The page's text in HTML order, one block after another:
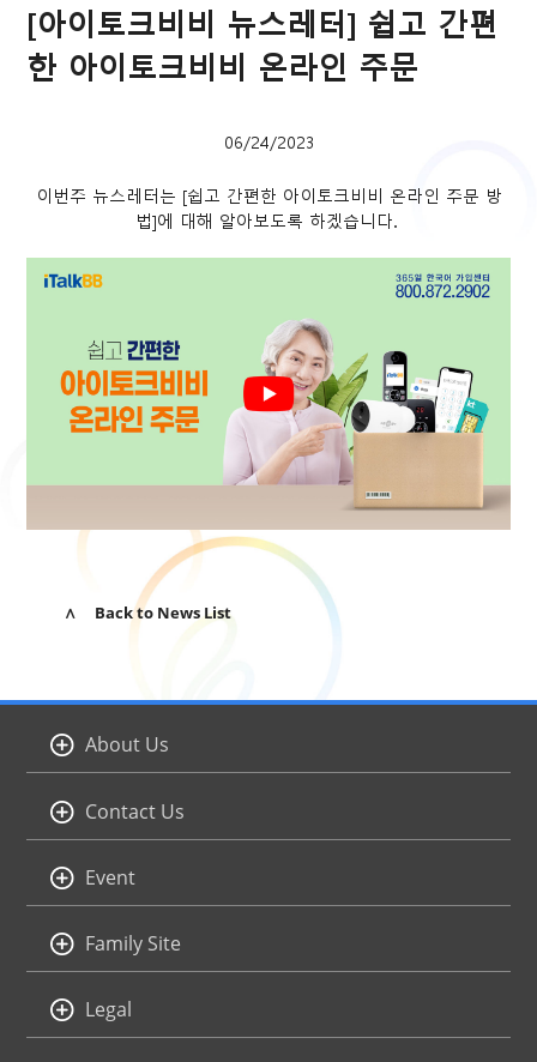
[아이토크비비 뉴스레터] 쉽고 간편
한 아이토크비비 온라인 주문
06/24/2023
이번주 뉴스레터는 [쉽고 간편한 아이토크비비 온라인 주문 방
법]에 대해 알아보도록 하겠습니다.
∧ Back to News List
About Us
Contact Us
Event
Family Site
Legal